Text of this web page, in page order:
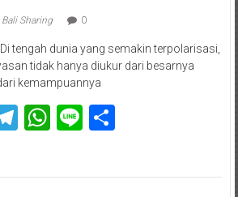
Bali Sharing 0
tengah dunia yang semakin terpolarisasi,
tidak hanya diukur dari besarnya
kemampuannya
Telegram
WhatsApp
LineShare